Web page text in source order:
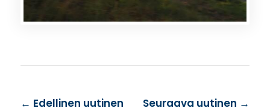
← Edellinen uutinen Seuraava uutinen →